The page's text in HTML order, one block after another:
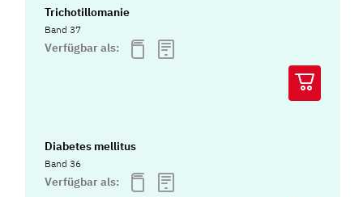
Trichotillomanie
Band 37
Verfügbar als:
Diabetes mellitus
Band 36
Verfügbar als: